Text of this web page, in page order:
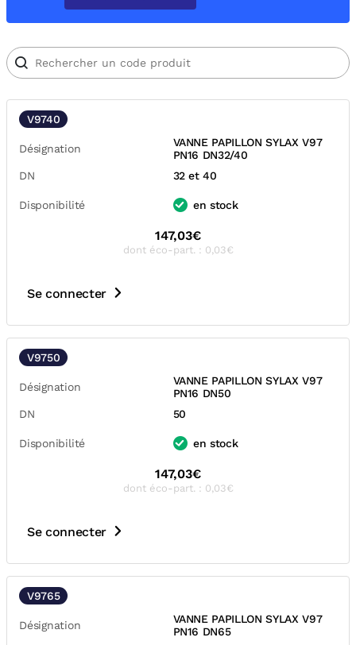
V9740
Désignation
VANNE PAPILLON SYLAX V97
PN16 DN32/40
DN
32 et 40
Disponibilité en stock
147,03€
dont éco-part. : 0,03€
Se connecter
V9750
Désignation
VANNE PAPILLON SYLAX V97
PN16 DN50
DN
50
Disponibilité en stock
147,03€
dont éco-part. : 0,03€
Se connecter
V9765
Désignation
VANNE PAPILLON SYLAX V97
PN16 DN65